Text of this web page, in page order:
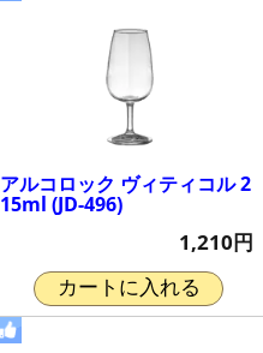
アルコロック ヴィティコル 2
15ml (JD-496)
1,210円
カートに入れる